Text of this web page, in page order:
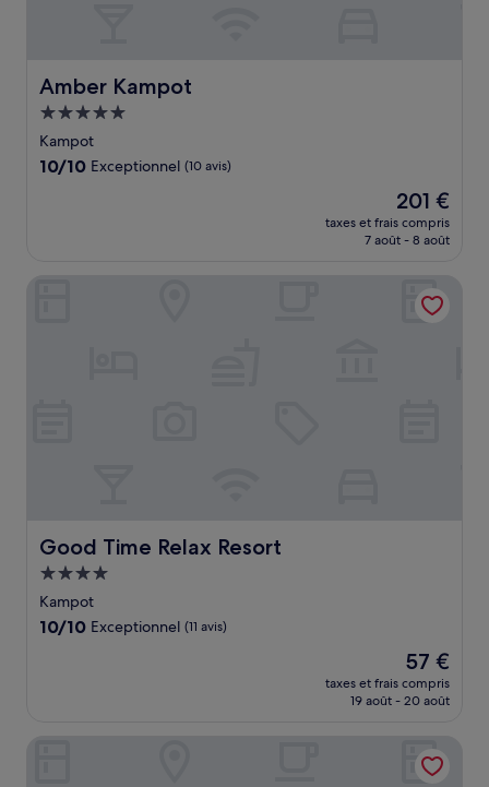
Amber Kampot
Amber Kampot
Hébergement
5.0 étoiles
Kampot
10.0
10/10 Exceptionnel (10 avis)
Le
nouveau
prix
de
201 €
201 €
taxes et frais compris
7 août - 8 août
Good Time Relax Resort
Good Time Relax Resort
Hébergement
4.0 étoiles
Kampot
10.0
10/10 Exceptionnel (11 avis)
Le
nouveau
prix
de
57 €
57 €
taxes et frais compris
19 août - 20 août